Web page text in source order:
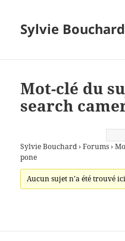
Sylvie Bouchard
Mot-clé du
search
Sylvie Bouchard › Forums ›
pone
Aucun sujet n’a été trouvé